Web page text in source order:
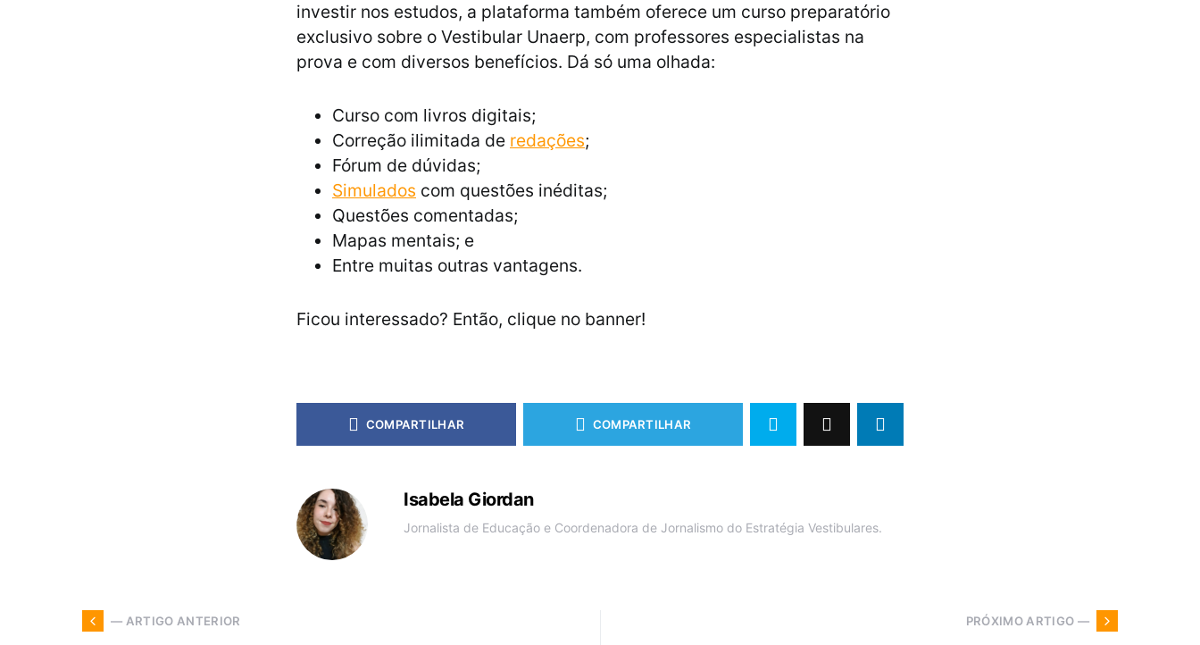
investir nos estudos, a plataforma também oferece um curso preparatório
exclusivo sobre o Vestibular Unaerp, com professores especialistas na
prova e com diversos benefícios. Dá só uma olhada:
Curso com livros digitais;
Correção ilimitada de redações;
Fórum de dúvidas;
Simulados com questões inéditas;
Questões comentadas;
Mapas mentais; e
Entre muitas outras vantagens.
Ficou interessado? Então, clique no banner!
COMPARTILHAR COMPARTILHAR
Isabela Giordan
Jornalista de Educação e Coordenadora de Jornalismo do Estratégia Vestibulares.
— ARTIGO ANTERIOR PRÓXIMO ARTIGO —